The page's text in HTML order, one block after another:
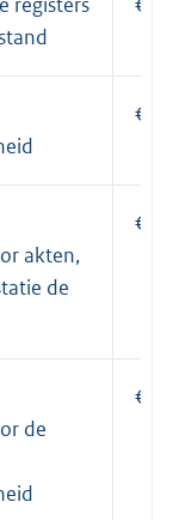
€
akten,
de
€
de
€